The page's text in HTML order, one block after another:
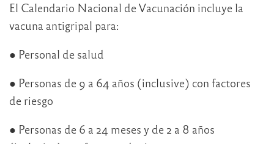
El Calendario Nacional de Vacunación incluye la
vacuna antigripal para:
● Personal de salud
● Personas de 9 a 64 años (inclusive) con factores
de riesgo
● Personas de 6 a 24 meses y de 2 a 8 años